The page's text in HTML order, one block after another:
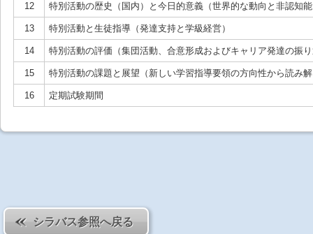
12 特別活動の歴史（国内）と今日的意義（世界的な動向と非認知
13 特別活動と生徒指導（発達支持と学級経営）
14 特別活動の評価（集団活動、合意形成およびキャリア発達の振
15 特別活動の課題と展望（新しい学習指導要領の方向性から読み
16 定期試験期間
シラバス参照へ戻る